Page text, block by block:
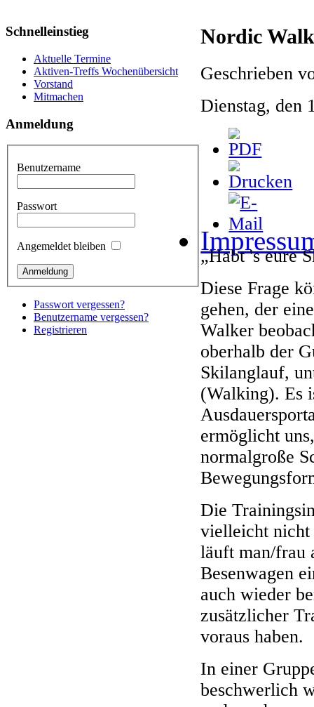
Nordic
Geschrieben
Dienstag, den
„Habt 's eure
Diese Frage
gehen, der
Walker
oberhalb der
Skilanglauf,
(Walking). Es
ermöglicht
normalgroße
Die
vielleicht nicht
läuft man/frau
Besenwagen
auch wieder
zusätzlicher
voraus haben.
In einer
beschwerlich
Schnelleinstieg
Aktuelle Termine
Aktiven-Treffs Wochenübersicht
Vorstand
Mitmachen
Anmeldung
Benutzername
Passwort
Angemeldet bleiben
Passwort vergessen?
Benutzername vergessen?
Registrieren